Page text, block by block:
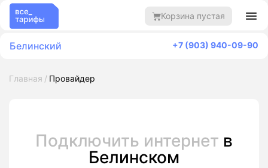
Корзина пустая
Белинский +7 (903) 940-09-90
Главная Провайдер
Подключить интернет в
Белинском